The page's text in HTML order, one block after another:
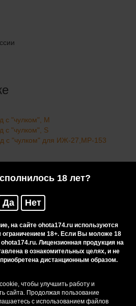
18 лет?
Да Нет
на сайте ohota174.ru используются
18+. Если Вы моложе 18
Лицензионная продукция на
в ознакомительных целях, и не
дистанционным образом.
чтобы улучшить работу и
сайта. Продолжая пользование
с использованием файлов
с "чулком", M
с "чулком", S
с "чулком" для ИЖ-27,МР-153
сомнения или вопросы, Вы
за консультацией к